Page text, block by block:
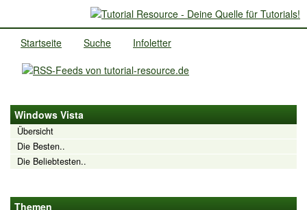
Startseite Suche Infoletter
Windows Vista
Übersicht
Die Besten..
Die Beliebtesten..
Themen